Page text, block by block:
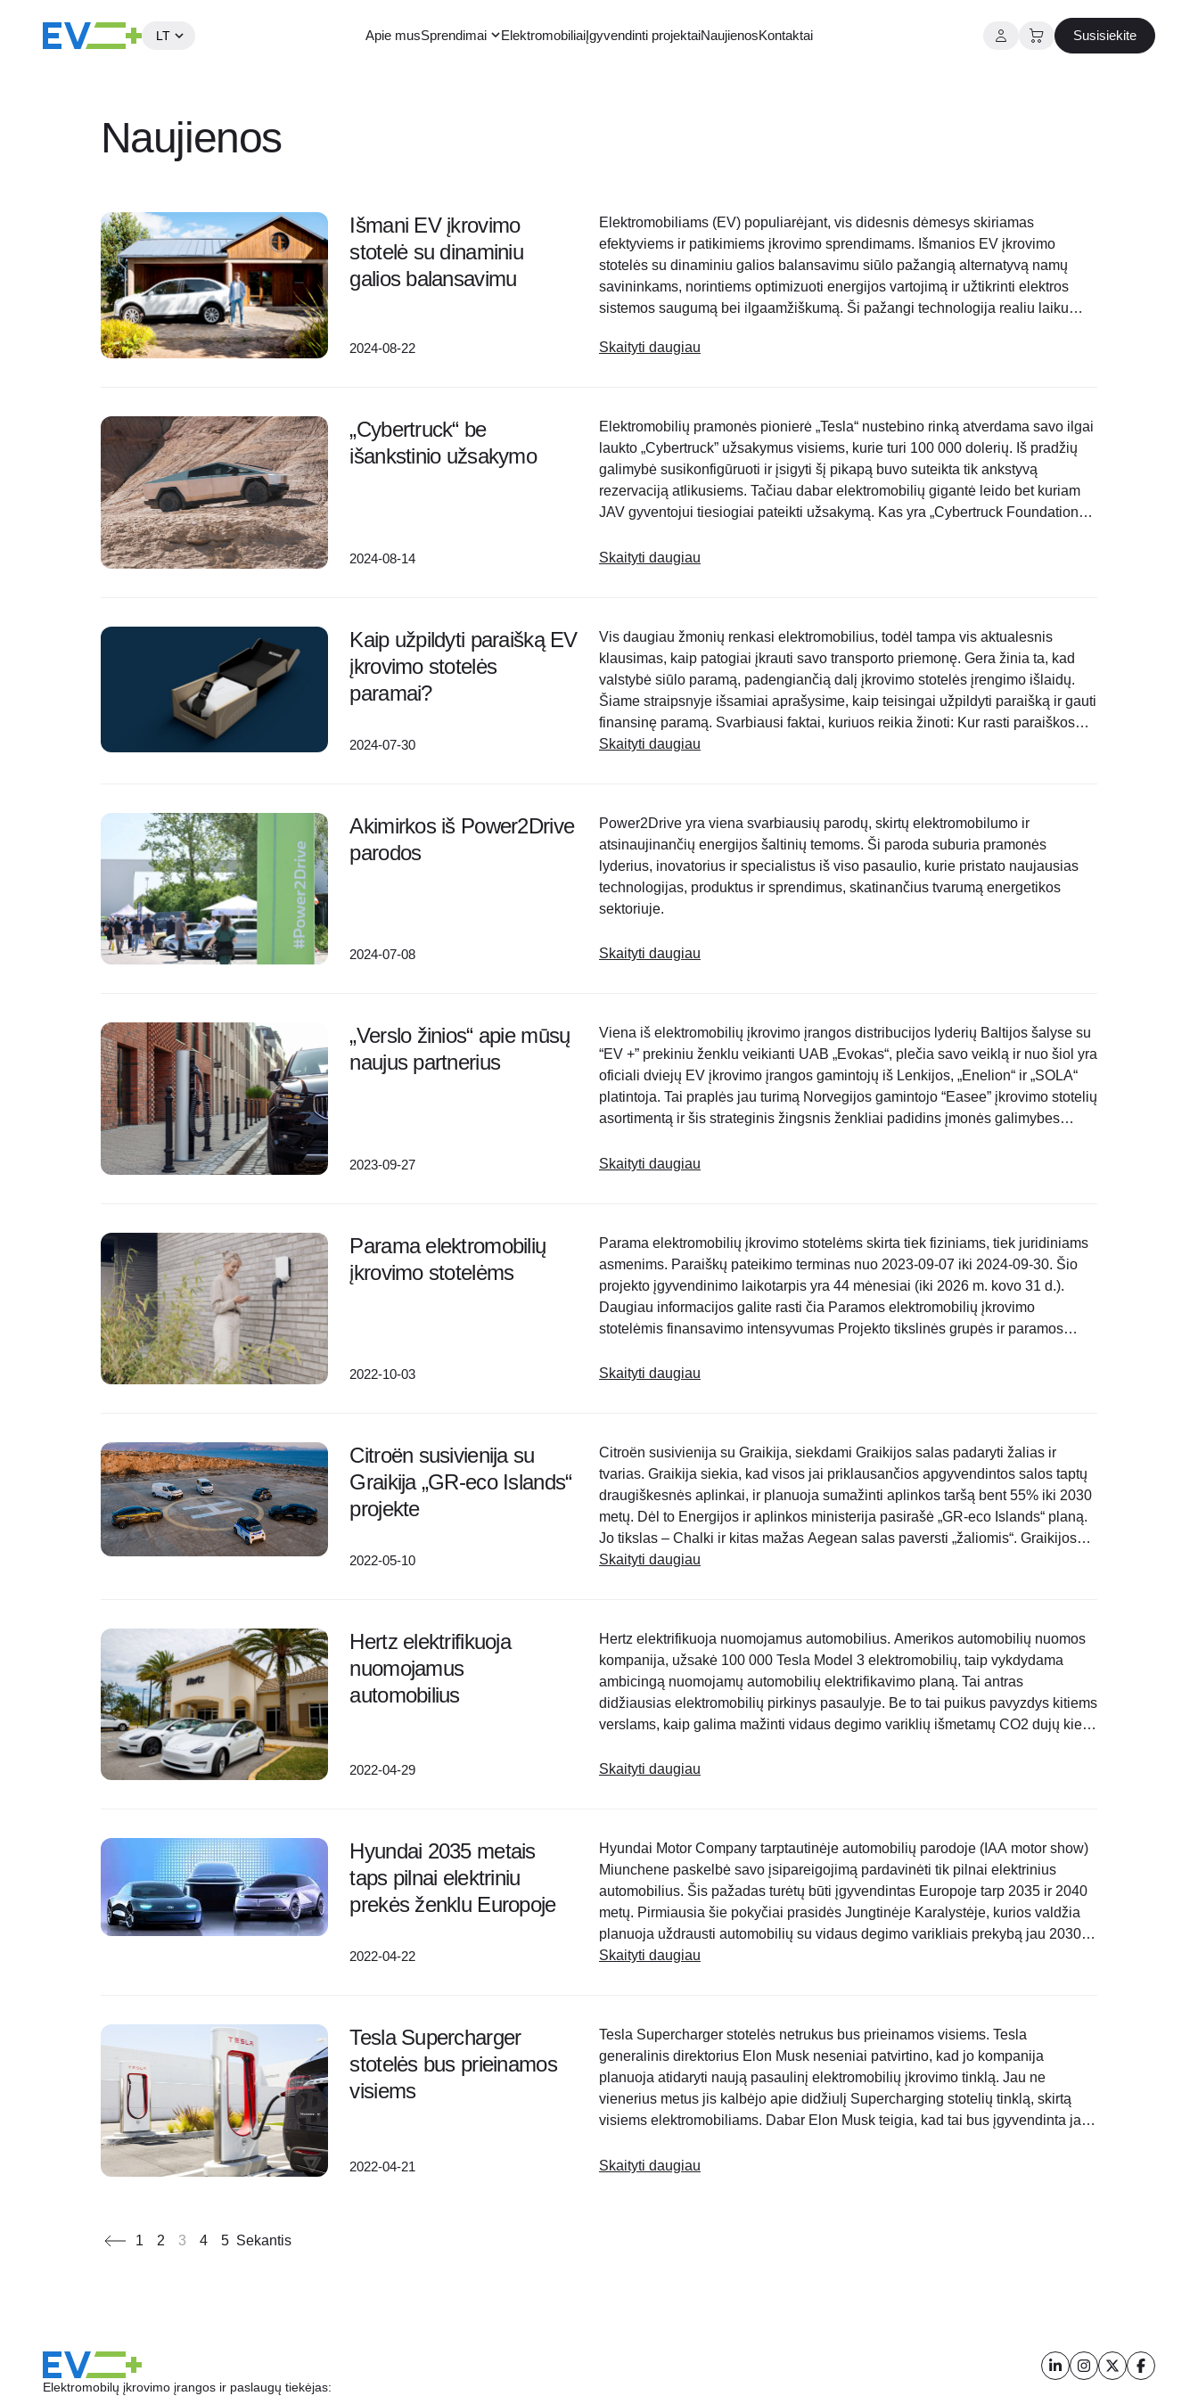
LT Apie musSprendimai ElektromobiliaiĮgyvendinti projektaiNaujienosKontaktai Susisiekite
Naujienos
Išmani EV įkrovimo
stotelė su dinaminiu
galios balansavimu
2024-08-22
Elektromobiliams (EV) populiarėjant, vis didesnis dėmesys skiriamas
efektyviems ir patikimiems įkrovimo sprendimams. Išmanios EV įkrovimo
stotelės su dinaminiu galios balansavimu siūlo pažangią alternatyvą namų
savininkams, norintiems optimizuoti energijos vartojimą ir užtikrinti elektros
sistemos saugumą bei ilgaamžiškumą. Ši pažangi technologija realiu laiku
elektros energijos vartojimą, taip išvengiant..
Skaityti daugiau
„Cybertruck“ be
išankstinio užsakymo
2024-08-14
Elektromobilių pramonės pionierė „Tesla“ nustebino rinką atverdama savo ilgai
laukto „Cybertruck” užsakymus visiems, kurie turi 100 000 dolerių. Iš pradžių
galimybė susikonfigūruoti ir įsigyti šį pikapą buvo suteikta tik ankstyvą
rezervaciją atlikusiems. Tačiau dabar elektromobilių gigantė leido bet kuriam
JAV gyventojui tiesiogiai pateikti užsakymą. Kas yra „Cybertruck Foundation
Skaityti daugiau
Kaip užpildyti paraišką EV
įkrovimo stotelės
paramai?
2024-07-30
Vis daugiau žmonių renkasi elektromobilius, todėl tampa vis aktualesnis
klausimas, kaip patogiai įkrauti savo transporto priemonę. Gera žinia ta, kad
valstybė siūlo paramą, padengiančią dalį įkrovimo stotelės įrengimo išlaidų.
Šiame straipsnyje išsamiai aprašysime, kaip teisingai užpildyti paraišką ir gauti
finansinę paramą. Svarbiausi faktai, kuriuos reikia žinoti: Kur rasti paraiškos
formą? Paraiškos formą rasite LEA tinklalapyje:..
Skaityti daugiau
Akimirkos iš Power2Drive
parodos
2024-07-08
Power2Drive yra viena svarbiausių parodų, skirtų elektromobilumo ir
atsinaujinančių energijos šaltinių temoms. Ši paroda suburia pramonės
lyderius, inovatorius ir specialistus iš viso pasaulio, kurie pristato naujausias
technologijas, produktus ir sprendimus, skatinančius tvarumą energetikos
sektoriuje.
Skaityti daugiau
„Verslo žinios“ apie mūsų
naujus partnerius
2023-09-27
Viena iš elektromobilių įkrovimo įrangos distribucijos lyderių Baltijos šalyse su
“EV +” prekiniu ženklu veikianti UAB „Evokas“, plečia savo veiklą ir nuo šiol yra
oficiali dviejų EV įkrovimo įrangos gamintojų iš Lenkijos, „Enelion“ ir „SOLA“
platintoja. Tai praplės jau turimą Norvegijos gamintojo “Easee” įkrovimo stotelių
asortimentą ir šis strateginis žingsnis ženkliai padidins įmonės galimybes
Skaityti daugiau
Parama elektromobilių
įkrovimo stotelėms
2022-10-03
Parama elektromobilių įkrovimo stotelėms skirta tiek fiziniams, tiek juridiniams
asmenims. Paraiškų pateikimo terminas nuo 2023-09-07 iki 2024-09-30. Šio
projekto įgyvendinimo laikotarpis yra 44 mėnesiai (iki 2026 m. kovo 31 d.).
Daugiau informacijos galite rasti čia Paramos elektromobilių įkrovimo
stotelėmis finansavimo intensyvumas Projekto tikslinės grupės ir paramos
intensyvumas – 30%..
Skaityti daugiau
Citroën susivienija su
Graikija „GR-eco Islands“
projekte
2022-05-10
Citroën susivienija su Graikija, siekdami Graikijos salas padaryti žalias ir
tvarias. Graikija siekia, kad visos jai priklausančios apgyvendintos salos taptų
draugiškesnės aplinkai, ir planuoja sumažinti aplinkos taršą bent 55% iki 2030
metų. Dėl to Energijos ir aplinkos ministerija pasirašė „GR-eco Islands“ planą.
Jo tikslas – Chalki ir kitas mažas Aegean salas paversti „žaliomis“. Graikijos
salos,..
Skaityti daugiau
Hertz elektrifikuoja
nuomojamus
automobilius
2022-04-29
Hertz elektrifikuoja nuomojamus automobilius. Amerikos automobilių nuomos
kompanija, užsakė 100 000 Tesla Model 3 elektromobilių, taip vykdydama
ambicingą nuomojamų automobilių elektrifikavimo planą. Tai antras
didžiausias elektromobilių pirkinys pasaulyje. Be to tai puikus pavyzdys kitiems
verslams, kaip galima mažinti vidaus degimo variklių išmetamų CO2 dujų kiekį.
parodo jų..
Skaityti daugiau
Hyundai 2035 metais
taps pilnai elektriniu
prekės ženklu Europoje
2022-04-22
Hyundai Motor Company tarptautinėje automobilių parodoje (IAA motor show)
Miunchene paskelbė savo įsipareigojimą pardavinėti tik pilnai elektrinius
automobilius. Šis pažadas turėtų būti įgyvendintas Europoje tarp 2035 ir 2040
metų. Pirmiausia šie pokyčiai prasidės Jungtinėje Karalystėje, kurios valdžia
planuoja uždrausti automobilių su vidaus degimo varikliais prekybą jau 2030
metais (su išimtimi įkraunamiems hibridams). Be to Hyundai..
Skaityti daugiau
Tesla Supercharger
stotelės bus prieinamos
visiems
2022-04-21
Tesla Supercharger stotelės netrukus bus prieinamos visiems. Tesla
generalinis direktorius Elon Musk neseniai patvirtino, kad jo kompanija
planuoja atidaryti naują pasaulinį elektromobilių įkrovimo tinklą. Jau ne
vienerius metus jis kalbėjo apie didžiulį Supercharging stotelių tinklą, skirtą
visiems elektromobiliams. Dabar Elon Musk teigia, kad tai bus įgyvendinta jau
Skaityti daugiau
1 2 3 4 5 Sekantis
Elektromobilų įkrovimo įrangos ir paslaugų tiekėjas: